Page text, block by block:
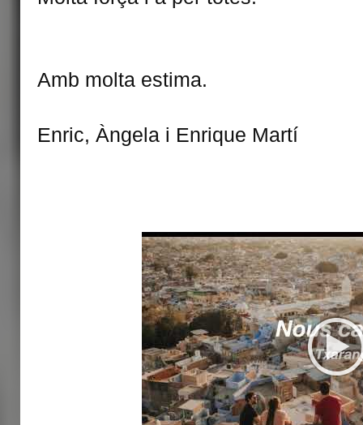
Amb molta estima.
Enric, Àngela i Enrique Martí